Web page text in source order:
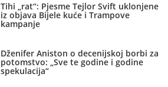
Tihi „rat“: Pjesme Tejlor Svift uklonjene
iz objava Bijele kuće i Trampove
kampanje
Dženifer Aniston o decenijskoj borbi za
potomstvo: „Sve te godine i godine
spekulacija“